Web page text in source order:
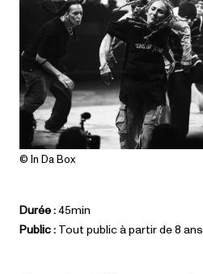
© In Da Box
Durée :45min
Public : Tout public à partir de 8 ans